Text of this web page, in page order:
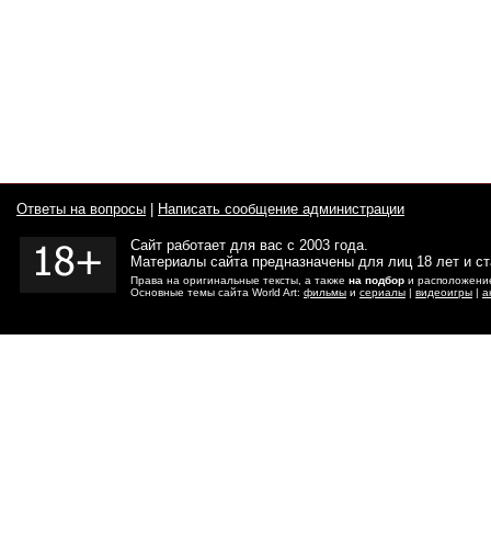
Ответы на вопросы Написать сообщение администрации
Сайт работает для вас с 2003 года.
Материалы сайта предназначены для лиц 18 лет и
Права на оригинальные тексты, а также на подбор и
Основные темы сайта World Art: фильмы и сериалы | видеоигры |